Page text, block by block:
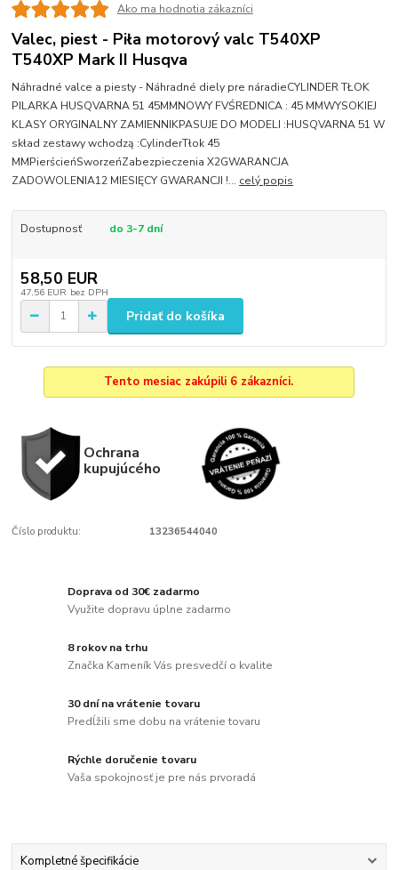
Ako ma hodnotia zákazníci
Valec, piest - Piła motorový valc T540XP
T540XP Mark II Husqva
Náhradné valce a piesty - Náhradné diely pre náradieCYLINDER TŁOK
PILARKA HUSQVARNA 51 45MMNOWY FVŚREDNICA : 45 MMWYSOKIEJ
KLASY ORYGINALNY ZAMIENNIKPASUJE DO MODELI :HUSQVARNA 51 W
skład zestawy wchodzą :CylinderTłok 45
MMPierścieńSworzeńZabezpieczenia X2GWARANCJA
ZADOWOLENIA12 MIESIĘCY GWARANCJI !... celý popis
Dostupnosť do 3-7 dní
58,50 EUR
47,56 EUR bez DPH
Pridať do košíka
Tento mesiac zakúpili 6 zákazníci.
Ochrana
kupujúcého
Číslo produktu: 13236544040
Doprava od 30€ zadarmo
Využite dopravu úplne zadarmo
8 rokov na trhu
Značka Kameník Vás presvedčí o kvalite
30 dní na vrátenie tovaru
Predĺžili sme dobu na vrátenie tovaru
Rýchle doručenie tovaru
Vaša spokojnosť je pre nás prvoradá
Kompletné špecifikácie